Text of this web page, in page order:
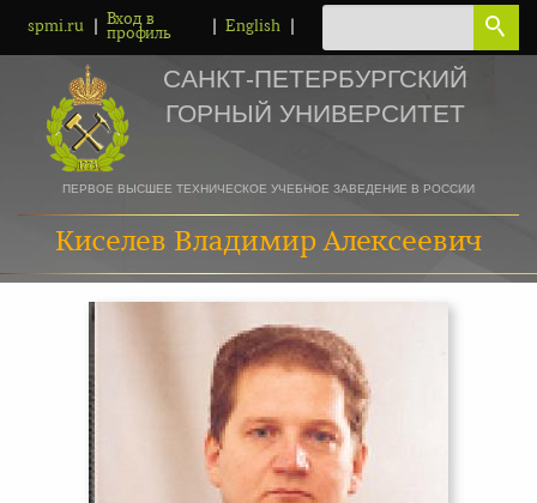
spmi.ru
Вход в
профиль
English
САНКТ-ПЕТЕРБУРГСКИЙ
ГОРНЫЙ УНИВЕРСИТЕТ
ПЕРВОЕ ВЫСШЕЕ ТЕХНИЧЕСКОЕ УЧЕБНОЕ ЗАВЕДЕНИЕ В РОССИИ
Киселев Владимир Алексеевич